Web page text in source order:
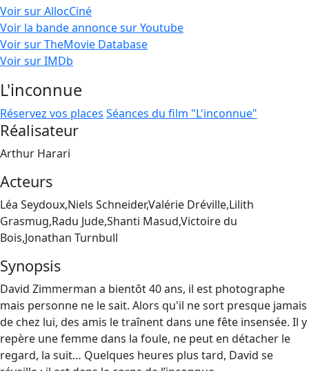
Voir sur AllocCiné
Voir la bande annonce sur Youtube
Voir sur TheMovie Database
Voir sur IMDb
L'inconnue
Réservez vos places Séances du film "L'inconnue"
Réalisateur
Arthur Harari
Acteurs
Léa Seydoux,Niels Schneider,Valérie Dréville,Lilith
Grasmug,Radu Jude,Shanti Masud,Victoire du
Bois,Jonathan Turnbull
Synopsis
David Zimmerman a bientôt 40 ans, il est photographe
mais personne ne le sait. Alors qu'il ne sort presque jamais
de chez lui, des amis le traînent dans une fête insensée. Il y
repère une femme dans la foule, ne peut en détacher le
regard, la suit… Quelques heures plus tard, David se